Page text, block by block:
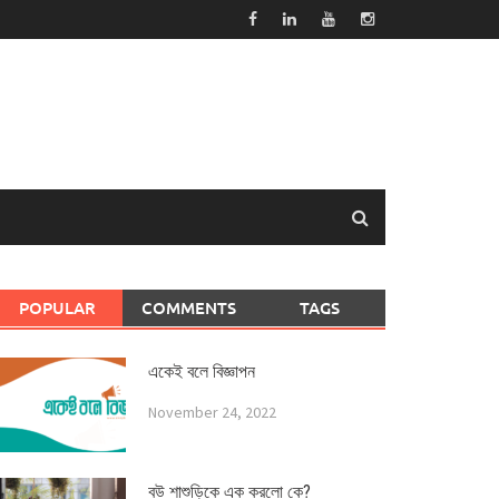
POPULAR COMMENTS TAGS
একেই বলে বিজ্ঞাপন
November 24, 2022
বউ শাশুড়িকে এক করলো কে?